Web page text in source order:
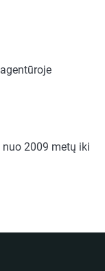
nuo 2009 metų iki